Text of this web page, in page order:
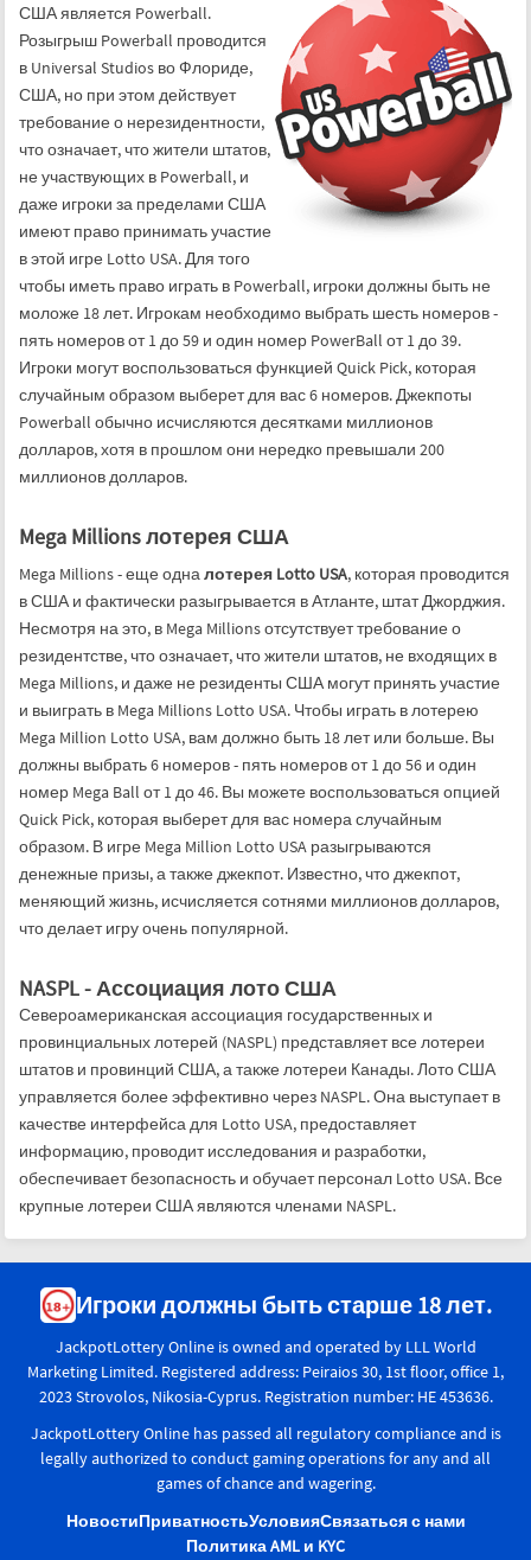
США является Powerball.
Розыгрыш Powerball проводится
в Universal Studios во Флориде,
США, но при этом действует
требование о нерезидентности,
что означает, что жители штатов,
не участвующих в Powerball, и
даже игроки за пределами США
имеют право принимать участие
в этой игре Lotto USA. Для того
чтобы иметь право играть в Powerball, игроки должны быть не
моложе 18 лет. Игрокам необходимо выбрать шесть номеров -
пять номеров от 1 до 59 и один номер PowerBall от 1 до 39.
Игроки могут воспользоваться функцией Quick Pick, которая
случайным образом выберет для вас 6 номеров. Джекпоты
Powerball обычно исчисляются десятками миллионов
долларов, хотя в прошлом они нередко превышали 200
миллионов долларов.
Mega Millions лотерея США
Mega Millions - еще одналотерея Lotto USA, которая проводится
в США и фактически разыгрывается в Атланте, штат Джорджия.
Несмотря на это, в Mega Millions отсутствует требование о
резидентстве, что означает, что жители штатов, не входящих в
Mega Millions, и даже не резиденты США могут принять участие
и выиграть в Mega Millions Lotto USA. Чтобы играть в лотерею
Mega Million Lotto USA, вам должно быть 18 лет или больше. Вы
должны выбрать 6 номеров - пять номеров от 1 до 56 и один
номер Mega Ball от 1 до 46. Вы можете воспользоваться опцией
Quick Pick, которая выберет для вас номера случайным
образом. В игре Mega Million Lotto USA разыгрываются
денежные призы, а также джекпот. Известно, что джекпот,
меняющий жизнь, исчисляется сотнями миллионов долларов,
что делает игру очень популярной.
NASPL - Ассоциация лото США
Североамериканская ассоциация государственных и
провинциальных лотерей (NASPL) представляет все лотереи
штатов и провинций США, а также лотереи Канады. Лото США
управляется более эффективно через NASPL. Она выступает в
качестве интерфейса для Lotto USA, предоставляет
информацию, проводит исследования и разработки,
обеспечивает безопасность и обучает персонал Lotto USA. Все
крупные лотереи США являются членами NASPL.
Игроки должны быть старше 18 лет.
JackpotLottery Online is owned and operated by LLL World
Marketing Limited. Registered address: Peiraios 30, 1st floor, office 1,
2023 Strovolos, Nikosia-Cyprus. Registration number: HE 453636.
JackpotLottery Online has passed all regulatory compliance and is
legally authorized to conduct gaming operations for any and all
games of chance and wagering.
НовостиПриватностьУсловияСвязаться с нами
Политика AML и KYC